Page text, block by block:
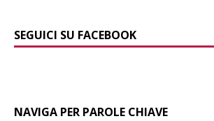
SEGUICI SU FACEBOOK
NAVIGA PER PAROLE CHIAVE